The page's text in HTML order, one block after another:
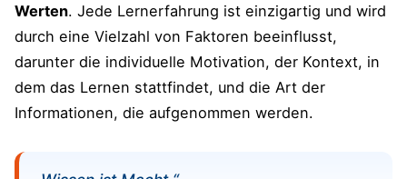
Leichter lernen durch das Wecken von
Erfolg durch ein trainiertes Gehirn
Werten. Jede Lernerfahrung ist einzigartig und wird
durch eine Vielzahl von Faktoren beeinflusst,
darunter die individuelle Motivation, der Kontext, in
dem das Lernen stattfindet, und die Art der
Informationen, die aufgenommen werden.